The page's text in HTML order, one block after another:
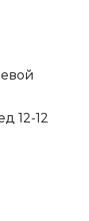
12-12